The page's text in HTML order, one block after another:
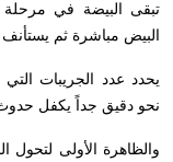
تبقى البيضة في مرحلة
البيض مباشرة ثم يستأنف
يحدد عدد الجريبات
نحو دقيق جداً يكفل
والظاهرة الأولى لتحول